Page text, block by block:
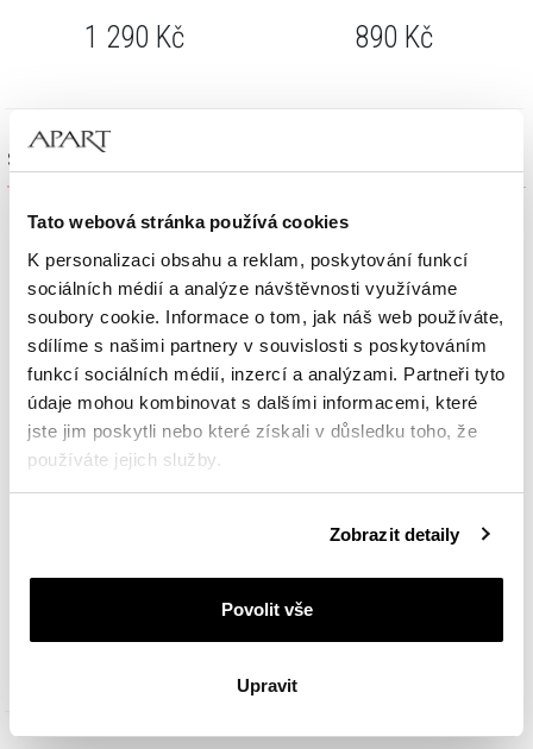
Tato webová stránka používá cookies
K personalizaci obsahu a reklam, poskytování funkcí
sociálních médií a analýze návštěvnosti využíváme
soubory cookie. Informace o tom, jak náš web používáte,
sdílíme s našimi partnery v souvislosti s poskytováním
funkcí sociálních médií, inzercí a analýzami. Partneři tyto
údaje mohou kombinovat s dalšími informacemi, které
jste jim poskytli nebo které získali v důsledku toho, že
používáte jejich služby.
Zásadách ochrany osobních údajů
Zobrazit detaily
Povolit vše
Upravit
1 290 Kč 890 Kč
Sada výrobků
2 690 Kč